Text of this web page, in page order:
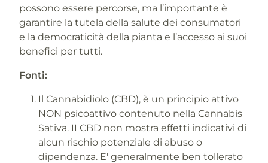
possono essere percorse, ma l’importante è
garantire la tutela della salute dei consumatori
e la democraticità della pianta e l’accesso ai suoi
benefici per tutti.
Fonti:
Il Cannabidiolo (CBD), è un principio attivo
NON psicoattivo contenuto nella Cannabis
Sativa. II CBD non mostra effetti indicativi di
alcun rischio potenziale di abuso o
dipendenza. E' generalmente ben tollerato